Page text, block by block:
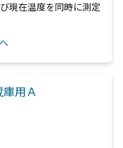
現在温度を同時に測定
庫用Ａ